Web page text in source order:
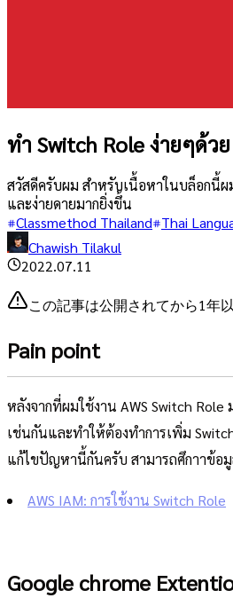
ทำ Switch Role ง่ายๆด้ว
สวัสดีครับผม สำหรับเนื้อหาในบล็อกนี้ผ
และง่ายดายมากยิ่งขึ้น
Classmethod Thailand Thai
Chawish Tilakul
2022.07.11
この記事は公開されてから1年
Pain point
หลังจากที่ผมใช้งาน AWS Switch
เช่นกันและทำให้ต้องทำการเพิ่ม
แก้ไขปัญหานี้กันครับ สามารถศึกาาข้อมู
AWS IAM: การใช้งาน Switch Role
Google chrome